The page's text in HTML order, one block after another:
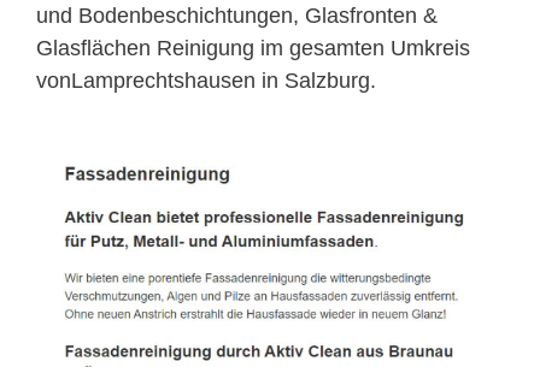
und Bodenbeschichtungen, Glasfronten &
Glasflächen Reinigung im gesamten Umkreis
vonLamprechtshausen in Salzburg.